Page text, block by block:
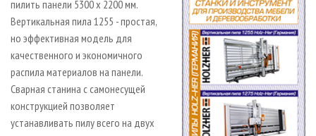
пилить панели 5300 х 2200 мм.
Вертикальная пила 1255 - простая,
но эффективная модель для
качественного и экономичного
распила материалов на панели.
Сварная станина с самонесущей
конструкцией позволяет
устанавливать пилу всего на двух